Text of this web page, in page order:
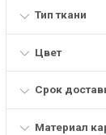
Тип ткани
Цвет
Срок
Материал